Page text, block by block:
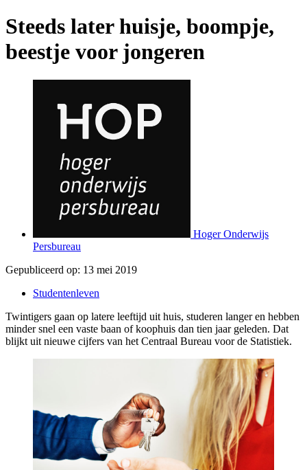
Steeds later huisje, boompje,
beestje voor jongeren
Hoger Onderwijs
Persbureau
Gepubliceerd op: 13 mei 2019
Studentenleven
Twintigers gaan op latere leeftijd uit huis, studeren langer en hebben
minder snel een vaste baan of koophuis dan tien jaar geleden. Dat
blijkt uit nieuwe cijfers van het Centraal Bureau voor de Statistiek.